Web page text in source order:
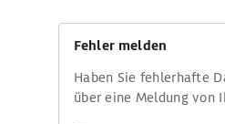
Fehler melden
Haben Sie fehlerhafte
über eine Meldung von